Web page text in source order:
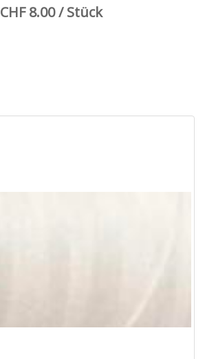
CHF 8.00 / Stück